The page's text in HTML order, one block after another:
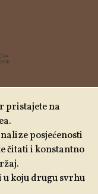
podrške
za
demokratizacije i
pristajete na
posjećenosti
čitati i konstantno
u koju drugu svrhu